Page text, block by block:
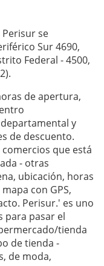
se
Sur 4690,
Federal - 4500,
de apertura,
y
de descuento.
que está
- otras
ubicación, horas
con GPS,
Perisur.' es uno
para pasar el
tienda
de tienda -
de moda,